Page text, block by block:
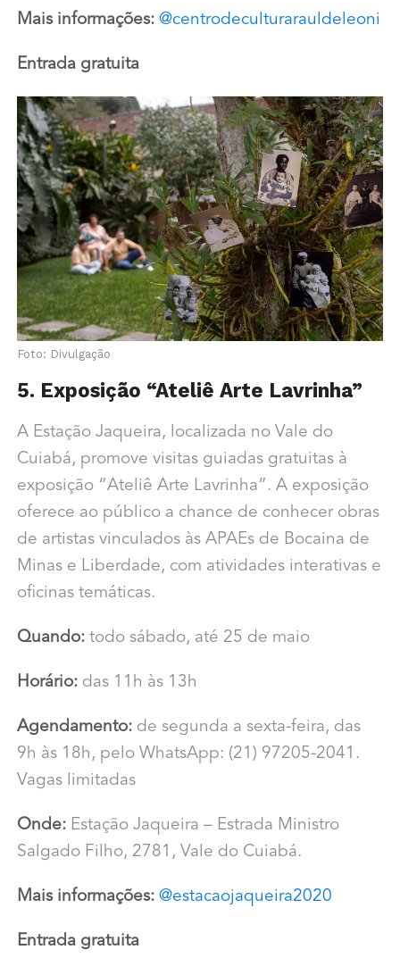
Mais informações: @centrodeculturarauldeleoni
Entrada gratuita
Foto: Divulgação
5. Exposição “Ateliê Arte Lavrinha”
A Estação Jaqueira, localizada no Vale do
Cuiabá, promove visitas guiadas gratuitas à
exposição “Ateliê Arte Lavrinha”. A exposição
oferece ao público a chance de conhecer obras
de artistas vinculados às APAEs de Bocaina de
Minas e Liberdade, com atividades interativas e
oficinas temáticas.
Quando:todo sábado, até 25 de maio
Horário:das 11h às 13h
Agendamento:de segunda a sexta-feira, das
9h às 18h, pelo WhatsApp: (21) 97205-2041.
Vagas limitadas
Onde:Estação Jaqueira – Estrada Ministro
Salgado Filho, 2781, Vale do Cuiabá.
Mais informações: @estacaojaqueira2020
Entrada gratuita